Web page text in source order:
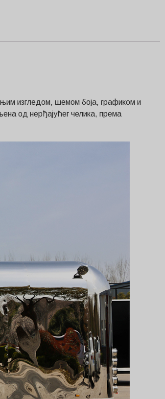
изгледом, шемом боја, графиком и
од нерђајућег челика, према